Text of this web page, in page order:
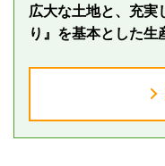
広大な土地と、充実
り』を基本とした生